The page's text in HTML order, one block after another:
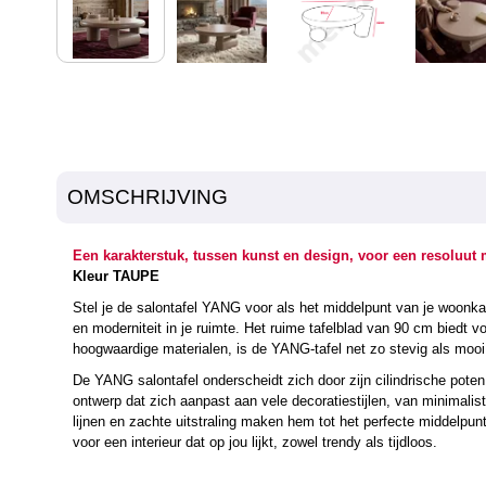
OMSCHRIJVING
Een karakterstuk, tussen kunst en design, voor een resoluut
Kleur TAUPE
Stel je de salontafel YANG voor als het middelpunt van je
en moderniteit in je ruimte. Het ruime tafelblad van 90 cm biedt
hoogwaardige materialen, is de YANG-tafel net zo stevig als
De YANG salontafel onderscheidt zich door zijn cilindrische
ontwerp dat zich aanpast aan vele decoratiestijlen, van
lijnen en zachte uitstraling maken hem tot het perfecte
voor een interieur dat op jou lijkt, zowel trendy als tijdloos.